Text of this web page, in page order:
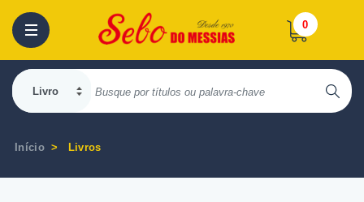
0
Início Livros